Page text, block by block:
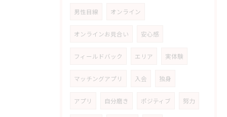
男性目線 オンライン
オンラインお見合い 安心感
フィールドバック エリア 実体験
マッチングアプリ 入会 独身
アプリ 自分磨き ポジティブ 努力